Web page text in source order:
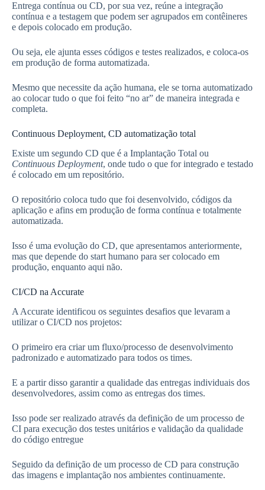
Entrega contínua ou CD, por sua vez, reúne a integração
contínua e a testagem que podem ser agrupados em contêineres
e depois colocado em produção.
Ou seja, ele ajunta esses códigos e testes realizados, e coloca-os
em produção de forma automatizada.
Mesmo que necessite da ação humana, ele se torna automatizado
ao colocar tudo o que foi feito “no ar” de maneira integrada e
completa.
Continuous Deployment, CD automatização total
Existe um segundo CD que é a Implantação Total ou
Continuous Deployment, onde tudo o que for integrado e testado
é colocado em um repositório.
O repositório coloca tudo que foi desenvolvido, códigos da
aplicação e afins em produção de forma contínua e totalmente
automatizada.
Isso é uma evolução do CD, que apresentamos anteriormente,
mas que depende do start humano para ser colocado em
produção, enquanto aqui não.
CI/CD na Accurate
A Accurate identificou os seguintes desafios que levaram a
utilizar o CI/CD nos projetos:
O primeiro era criar um fluxo/processo de desenvolvimento
padronizado e automatizado para todos os times.
E a partir disso garantir a qualidade das entregas individuais dos
desenvolvedores, assim como as entregas dos times.
Isso pode ser realizado através da definição de um processo de
CI para execução dos testes unitários e validação da qualidade
do código entregue
Seguido da definição de um processo de CD para construção
das imagens e implantação nos ambientes continuamente.